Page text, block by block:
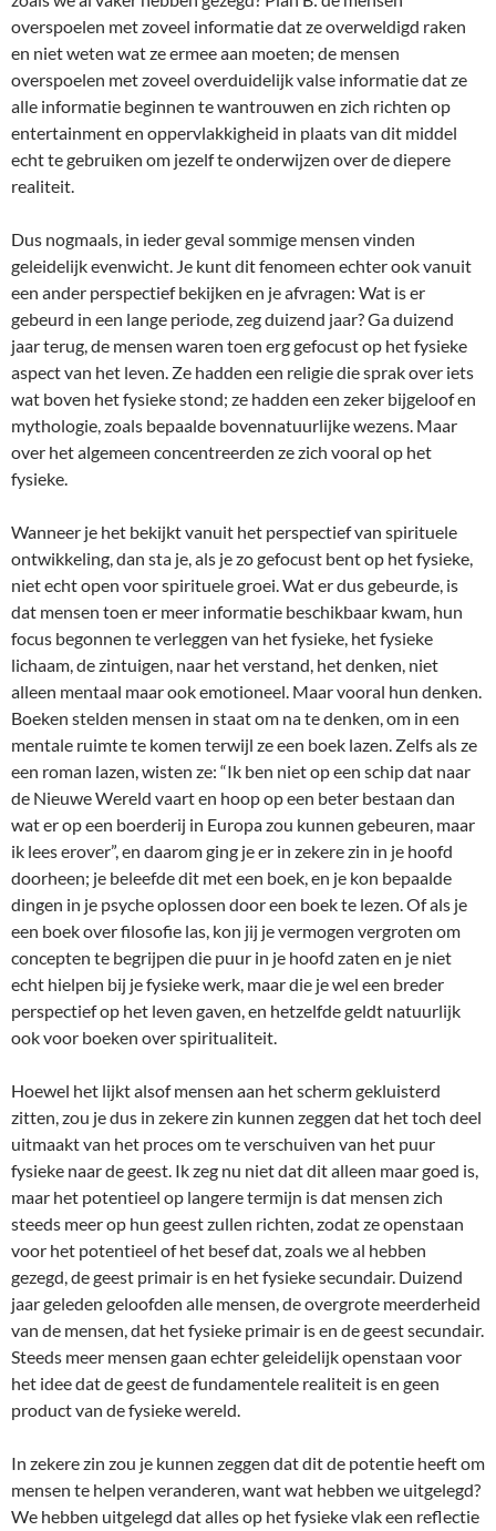
overspoelen met zoveel informatie dat ze overweldigd raken
en niet weten wat ze ermee aan moeten; de mensen
overspoelen met zoveel overduidelijk valse informatie dat ze
alle informatie beginnen te wantrouwen en zich richten op
entertainment en oppervlakkigheid in plaats van dit middel
echt te gebruiken om jezelf te onderwijzen over de diepere
realiteit.
Dus nogmaals, in ieder geval sommige mensen vinden
geleidelijk evenwicht. Je kunt dit fenomeen echter ook vanuit
een ander perspectief bekijken en je afvragen: Wat is er
gebeurd in een lange periode, zeg duizend jaar? Ga duizend
jaar terug, de mensen waren toen erg gefocust op het fysieke
aspect van het leven. Ze hadden een religie die sprak over iets
wat boven het fysieke stond; ze hadden een zeker bijgeloof en
mythologie, zoals bepaalde bovennatuurlijke wezens. Maar
over het algemeen concentreerden ze zich vooral op het
fysieke.
Wanneer je het bekijkt vanuit het perspectief van spirituele
ontwikkeling, dan sta je, als je zo gefocust bent op het fysieke,
niet echt open voor spirituele groei. Wat er dus gebeurde, is
dat mensen toen er meer informatie beschikbaar kwam, hun
focus begonnen te verleggen van het fysieke, het fysieke
lichaam, de zintuigen, naar het verstand, het denken, niet
alleen mentaal maar ook emotioneel. Maar vooral hun denken.
Boeken stelden mensen in staat om na te denken, om in een
mentale ruimte te komen terwijl ze een boek lazen. Zelfs als ze
een roman lazen, wisten ze: “Ik ben niet op een schip dat naar
de Nieuwe Wereld vaart en hoop op een beter bestaan dan
wat er op een boerderij in Europa zou kunnen gebeuren, maar
ik lees erover”, en daarom ging je er in zekere zin in je hoofd
doorheen; je beleefde dit met een boek, en je kon bepaalde
dingen in je psyche oplossen door een boek te lezen. Of als je
een boek over filosofie las, kon jij je vermogen vergroten om
concepten te begrijpen die puur in je hoofd zaten en je niet
echt hielpen bij je fysieke werk, maar die je wel een breder
perspectief op het leven gaven, en hetzelfde geldt natuurlijk
ook voor boeken over spiritualiteit.
Hoewel het lijkt alsof mensen aan het scherm gekluisterd
zitten, zou je dus in zekere zin kunnen zeggen dat het toch deel
uitmaakt van het proces om te verschuiven van het puur
fysieke naar de geest. Ik zeg nu niet dat dit alleen maar goed is,
maar het potentieel op langere termijn is dat mensen zich
steeds meer op hun geest zullen richten, zodat ze openstaan
voor het potentieel of het besef dat, zoals we al hebben
gezegd, de geest primair is en het fysieke secundair. Duizend
jaar geleden geloofden alle mensen, de overgrote meerderheid
van de mensen, dat het fysieke primair is en de geest secundair.
Steeds meer mensen gaan echter geleidelijk openstaan voor
het idee dat de geest de fundamentele realiteit is en geen
product van de fysieke wereld.
In zekere zin zou je kunnen zeggen dat dit de potentie heeft om
mensen te helpen veranderen, want wat hebben we uitgelegd?
We hebben uitgelegd dat alles op het fysieke vlak een reflectie